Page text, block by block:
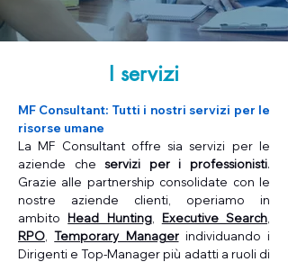
I servizi
MF Consultant: Tutti i nostri servizi per le
risorse umane
La MF Consultant offre sia servizi per le
aziende cheservizi per i professionisti.
Grazie alle partnership consolidate con le
nostre aziende clienti, operiamo in
ambito Head Hunting, Executive Search
RPO ,Temporary Manager individuando i
Dirigenti e Top-Manager più adatti a ruoli di